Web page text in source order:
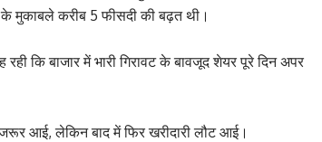
मुकाबले करीब 5 फीसदी की बढ़त थी।
कि बाजार में भारी गिरावट के बावजूद शेयर पूरे दिन अपर
आई, लेकिन बाद में फिर खरीदारी लौट आई।